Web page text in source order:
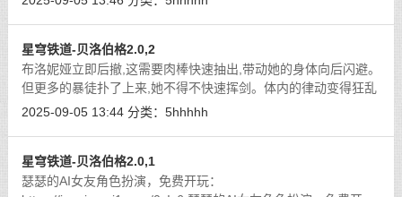
星穹铁道-贝洛伯格2.0,2
布洛妮娅立即后撤,这需要肉棒快速抽出,带动她的身体向后闪避。
但更多的暴徒扑了上来,她不得不快速挥剑。体内的律动变得狂乱
而急促,每一次挥砍都伴随着深深的贯穿,让她在战斗中不断攀上巅
2025-09-05 13:44 分类： 5hhhhh
星穹铁道-贝洛伯格2.0,1
瑟瑟的AI女友角色扮演，免费开玩：